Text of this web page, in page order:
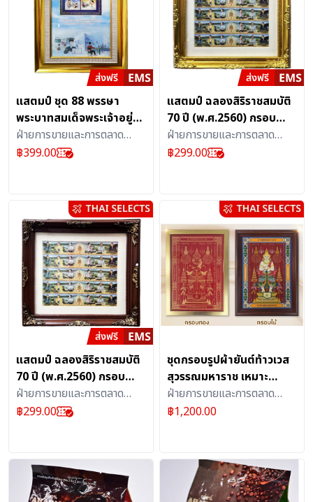
แสตมป์ ชุด 88 พรรษา
พระบาทสมเด็จพระเจ้าอยู่หัว
ภูมิพลอดุลเดช (ปี พ.ศ.
2558) พร้อมกรอบลายไม้สี
ฝ่ายการขายและการตลาด
ธุรกิจเอส เคิร์ฟ บริษัท
฿399.00
แสตมป์ ฉลองสิริราชสมบัติ
70 ปี (พ.ศ.2560) กรอบ
หลุยส์สีทอง
ฝ่ายการขายและการตลาด
ธุรกิจเอส เคิร์ฟ บริษัท
฿299.00
แสตมป์ ฉลองสิริราชสมบัติ
70 ปี (พ.ศ.2560) กรอบ
หลุยส์สีโอ๊ค
ฝ่ายการขายและการตลาด
ธุรกิจเอส เคิร์ฟ บริษัท
฿299.00
ชุดกรอบรูปผ้ายันต์ท้าวเวส
สุวรรณมหาราช เหมาะ
สำหรับการบูชาเพื่อเสริมสิริ
มงคล
ฝ่ายการขายและการตลาด
ธุรกิจเอส เคิร์ฟ บริษัท
฿1,200.00